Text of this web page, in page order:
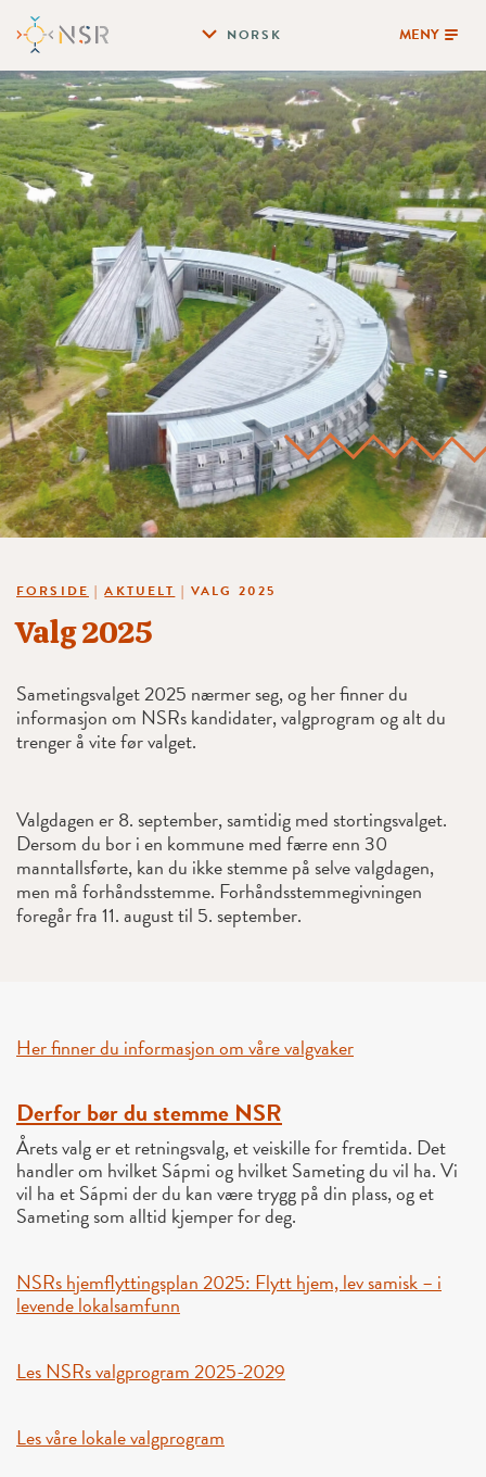
NORSK MENY
FORSIDE |AKTUELT | VALG 2025
Valg 2025
Sametingsvalget 2025 nærmer seg, og her finner du
informasjon om NSRs kandidater, valgprogram og alt du
trenger å vite før valget.
Valgdagen er 8. september, samtidig med stortingsvalget.
Dersom du bor i en kommune med færre enn 30
manntallsførte, kan du ikke stemme på selve valgdagen,
men må forhåndsstemme. Forhåndsstemmegivningen
foregår fra 11. august til 5. september.
Her finner du informasjon om våre valgvaker
Derfor bør du stemme NSR
Årets valg er et retningsvalg, et veiskille for fremtida. Det
handler om hvilket Sápmi og hvilket Sameting du vil ha. Vi
vil ha et Sápmi der du kan være trygg på din plass, og et
Sameting som alltid kjemper for deg.
NSRs hjemflyttingsplan 2025: Flytt hjem, lev samisk – i
levende lokalsamfunn
Les NSRs valgprogram 2025-2029
Les våre lokale valgprogram